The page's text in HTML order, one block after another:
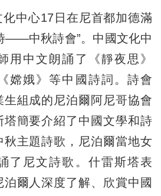
中心17日在尼首都加德滿
——中秋詩會”。中國文化中
用中文朗誦了《靜夜思》
嫦娥》等中國詩詞。詩會
組成的尼泊爾阿尼哥協會
簡要介紹了中國文學和詩
主題詩歌，尼泊爾當地女
了尼文詩歌。什雷斯塔表
爾人深度了解、欣賞中國